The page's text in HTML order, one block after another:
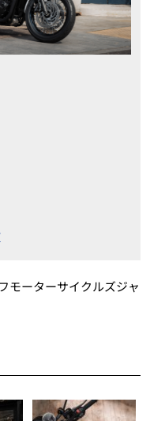
ーターサイクルズジャ